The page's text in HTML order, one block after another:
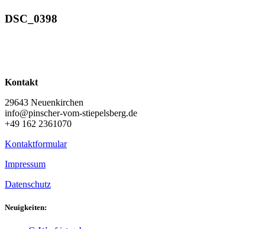
DSC_0398
Kontakt
29643 Neuenkirchen
info@pinscher-vom-stiepelsberg.de
+49 162 2361070
Kontaktformular
Impressum
Datenschutz
Neuigkeiten: